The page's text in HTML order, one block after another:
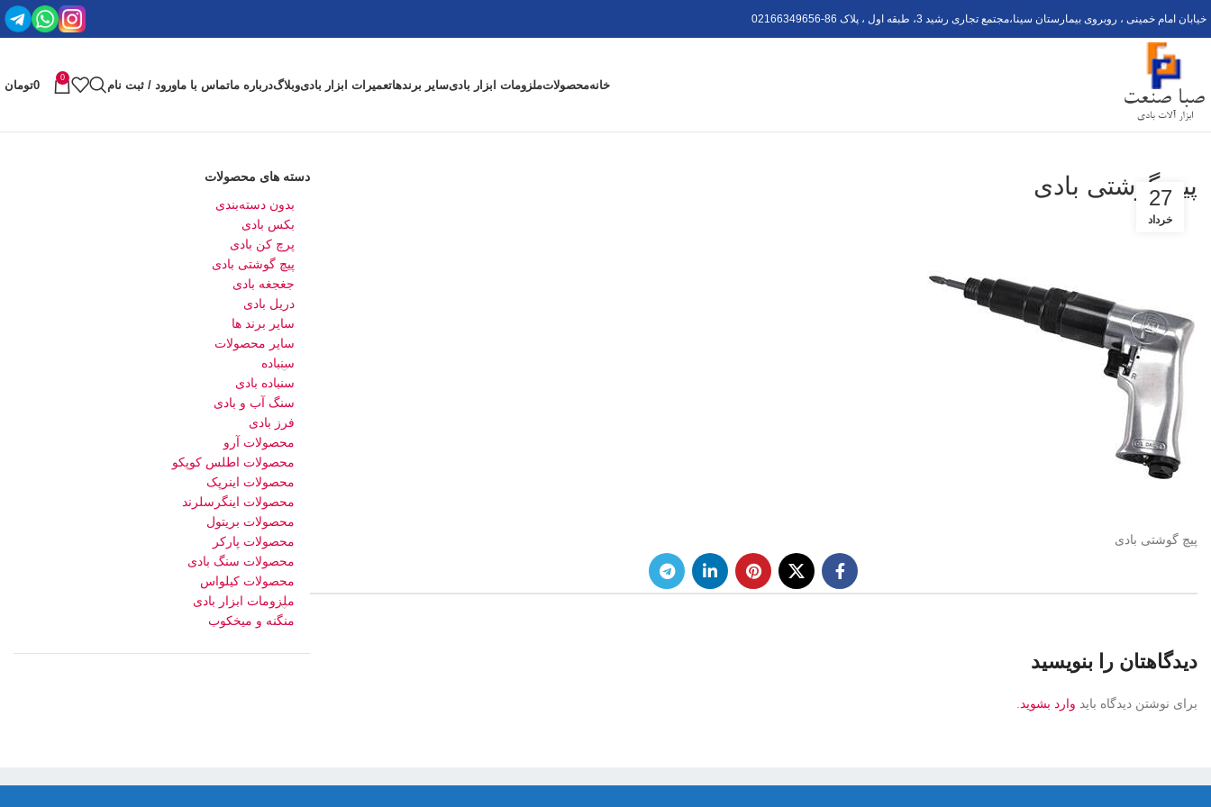
خیابان امام خمینی ، روبروی بیمارستان سینا،مجتمع تجاری رشید 3، طبقه اول ، پلاک 6 02166349656-8
خانهمحصولاتملزومات ابزار بادیسایر برندهاتعمیرات ابزار بادیوبلاگدرباره ماتماس با ماورود / ثبت نام
0
0تومان
پیچ گوشتی بادی
27
خرداد
پیچ گوشتی بادی
دیدگاهتان را بنویسید
برای نوشتن دیدگاه باید وارد بشوید
دسته های محصولات
بدون دسته‌بندی
بکس بادی
پرچ کن بادی
پیچ گوشتی بادی
جغجغه بادی
دریل بادی
سایر برند ها
سایر محصولات
سنباده
سنباده بادی
سنگ آب و بادی
فرز بادی
محصولات آرو
محصولات اطلس کوپکو
محصولات اینرپک
محصولات اینگرسلرند
محصولات بریتول
محصولات پارکر
محصولات سنگ بادی
محصولات کیلواس
ملزومات ابزار بادی
منگنه و میخکوب